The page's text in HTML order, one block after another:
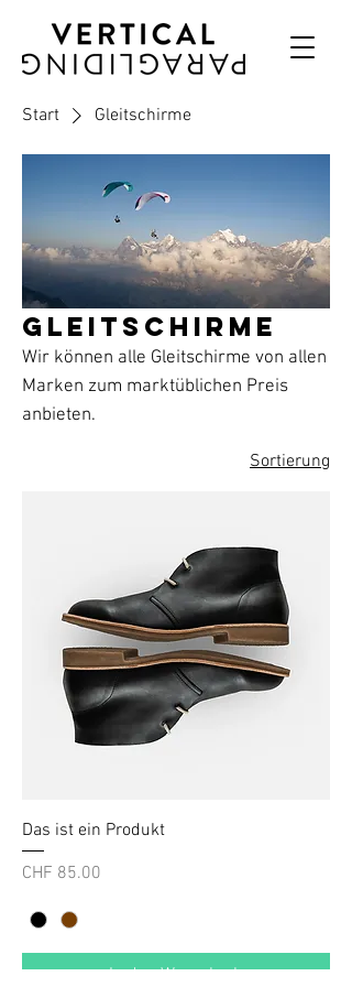
Start Gleitschirme
Gleitschirme
Wir können alle Gleitschirme von allen
Marken zum marktüblichen Preis
anbieten.
Sortierung
Das ist ein Produkt
Preis
CHF 85.00
In den Warenkorb